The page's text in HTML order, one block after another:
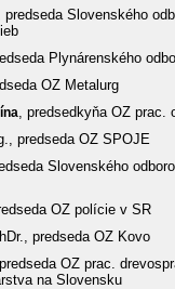
predseda Slovenského
Plynárenského
OZ Metalurg
, predsedkyňa OZ prac.
predseda OZ SPOJE
Slovenského
OZ polície v SR
predseda OZ Kovo
OZ prac.
na Slovensku